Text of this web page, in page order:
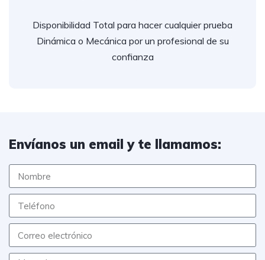
Disponibilidad Total para hacer cualquier prueba
Dinámica o Mecánica por un profesional de su
confianza
Envíanos un email y te llamamos: